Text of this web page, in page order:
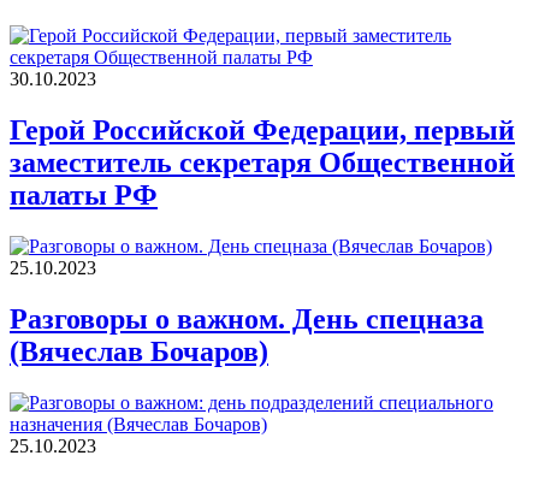
30.10.2023
Герой Российской Федерации, первый
заместитель секретаря Общественной
палаты РФ
25.10.2023
Разговоры о важном. День спецназа
(Вячеслав Бочаров)
25.10.2023